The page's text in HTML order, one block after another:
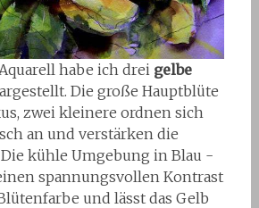
habe ich dreigelbe
Die große Hauptblüte
zwei kleinere ordnen sich
an und verstärken die
kühle Umgebung in Blau -
spannungsvollen Kontrast
und lässt das Gelb